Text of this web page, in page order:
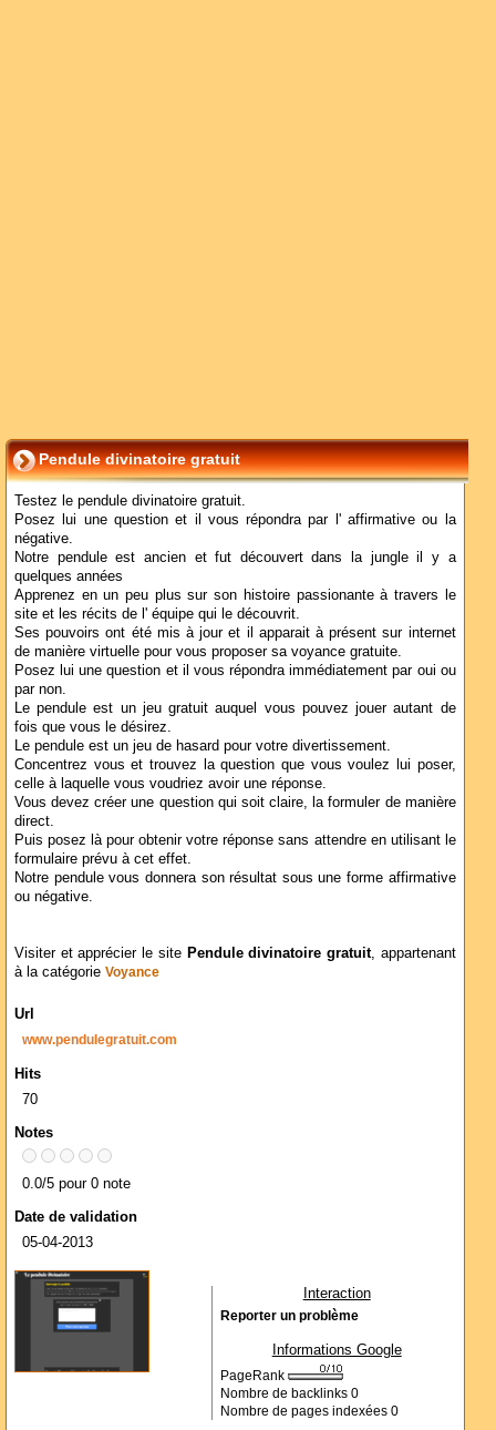
Pendule divinatoire gratuit
Testez le pendule divinatoire gratuit.
Posez lui une question et il vous répondra par l' affirmative ou la
négative.
Notre pendule est ancien et fut découvert dans la jungle il y a
quelques années
Apprenez en un peu plus sur son histoire passionante à travers le
site et les récits de l' équipe qui le découvrit.
Ses pouvoirs ont été mis à jour et il apparait à présent sur internet
de manière virtuelle pour vous proposer sa voyance gratuite.
Posez lui une question et il vous répondra immédiatement par oui ou
par non.
Le pendule est un jeu gratuit auquel vous pouvez jouer autant de
fois que vous le désirez.
Le pendule est un jeu de hasard pour votre divertissement.
Concentrez vous et trouvez la question que vous voulez lui poser,
celle à laquelle vous voudriez avoir une réponse.
Vous devez créer une question qui soit claire, la formuler de manière
direct.
Puis posez là pour obtenir votre réponse sans attendre en utilisant le
formulaire prévu à cet effet.
Notre pendule vous donnera son résultat sous une forme affirmative
ou négative.
Visiter et apprécier le site Pendule divinatoire gratuit, appartenant
à la catégorie Voyance
Url
www.pendulegratuit.com
Hits
70
Notes
0.0/5 pour 0 note
Date de validation
05-04-2013
Interaction
Reporter un problème
Informations Google
PageRank
Nombre de backlinks 0
Nombre de pages indexées 0